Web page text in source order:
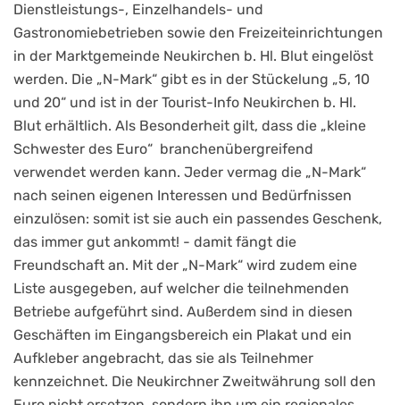
Dienstleistungs-, Einzelhandels- und
Gastronomiebetrieben sowie den Freizeiteinrichtungen
in der Marktgemeinde Neukirchen b. Hl. Blut eingelöst
werden. Die „N-Mark“ gibt es in der Stückelung „5, 10
und 20“ und ist in der Tourist-Info Neukirchen b. Hl.
Blut erhältlich. Als Besonderheit gilt, dass die „kleine
Schwester des Euro“ branchenübergreifend
verwendet werden kann. Jeder vermag die „N-Mark“
nach seinen eigenen Interessen und Bedürfnissen
einzulösen: somit ist sie auch ein passendes Geschenk,
das immer gut ankommt! - damit fängt die
Freundschaft an. Mit der „N-Mark“ wird zudem eine
Liste ausgegeben, auf welcher die teilnehmenden
Betriebe aufgeführt sind. Außerdem sind in diesen
Geschäften im Eingangsbereich ein Plakat und ein
Aufkleber angebracht, das sie als Teilnehmer
kennzeichnet. Die Neukirchner Zweitwährung soll den